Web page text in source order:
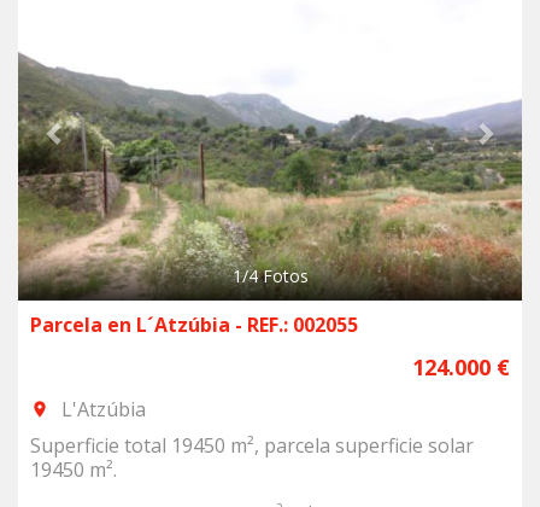
1/4Fotos
Parcela en L´Atzúbia - REF.: 002055
124.000 €
room
L'Atzúbia
Superficie total 19450 m², parcela superficie solar
19450 m².